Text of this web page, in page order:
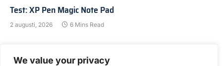
We value your privacy
Test: XP Pen Magic Note Pad
2 augusti, 2026 6 Mins Read